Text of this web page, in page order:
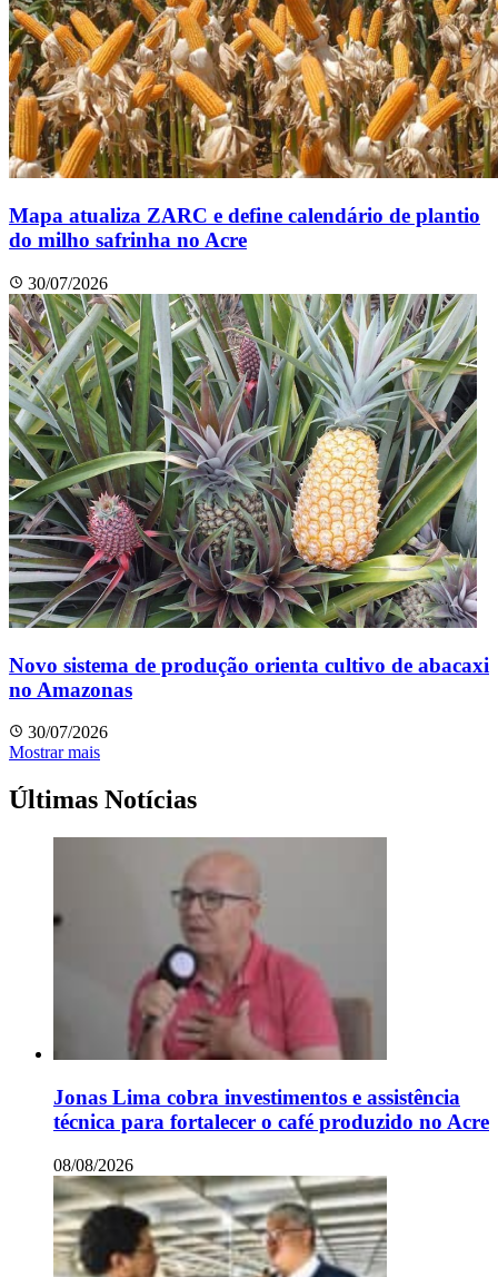
Mapa atualiza ZARC e define calendário de plantio
do milho safrinha no Acre
30/07/2026
Novo sistema de produção orienta cultivo de abacaxi
no Amazonas
30/07/2026
Mostrar mais
Últimas Notícias
Jonas Lima cobra investimentos e assistência
técnica para fortalecer o café produzido no Acre
08/08/2026